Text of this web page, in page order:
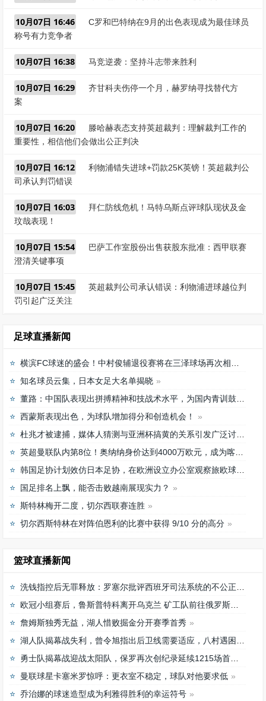
10月07日 16:46
C罗和巴特纳在9月的出色表现成为最佳球员
称号有力竞争者
10月07日 16:38 马竞逆袭：坚持斗志带来胜利
10月07日 16:29
齐甘科夫伤停一个月，赫罗纳寻找替代方
案
10月07日 16:20
滕哈赫表态支持英超裁判：理解裁判工作的
重要性，相信他们会做出公正判决
10月07日 16:12
利物浦错失进球+罚款25K英镑！英超裁判公
司承认判罚错误
10月07日 16:03
拜仁防线危机！马特乌斯点评球队现状及金
玟哉表现！
10月07日 15:54
巴萨工作室股份出售获股东批准：西甲联赛
澄清关键事项
10月07日 15:45
英超裁判公司承认错误：利物浦进球越位判
罚引起广泛关注
足球直播新闻
横滨FC球迷的盛会！中村俊辅退役赛将在三泽球场再次相聚
知名球员云集，日本女足大名单揭晓
董路：中国队表现出拼搏精神和技战术水平，为国内青训鼓舞
西蒙斯表现出色，为球队增加得分和创造机会！
杜兆才被逮捕，媒体人猜测与亚洲杯搞黄的关系引发广泛讨论
英超曼联队内第8位！奥纳纳身价达到4000万欧元，成为喀麦隆最贵门将
韩国足协计划效仿日本足协，在欧洲设立办公室观察旅欧球员的身体情况
国足排名上飘，能否击败越南展现实力？
斯特林梅开二度，切尔西联赛连胜
切尔西斯特林在对阵伯恩利的比赛中获得 9/10 分的高分
篮球直播新闻
洗钱指控后无罪释放：罗塞尔批评西班牙司法系统的不公正待遇
欧冠小组赛后，鲁斯普特科离开乌克兰 矿工队前往俄罗斯，未来发展如何？
詹姆斯独秀无益，湖人惜败掘金分开赛季首秀
湖人队揭幕战失利，曾令旭指出后卫线需要适应，八村遇困难
勇士队揭幕战迎战太阳队，保罗再次创纪录延续1215场首发之路
曼联球星卡塞米罗惊呼：更衣室不稳定，球队对他要求低
乔治娜的球迷造型成为利雅得胜利的幸运符号